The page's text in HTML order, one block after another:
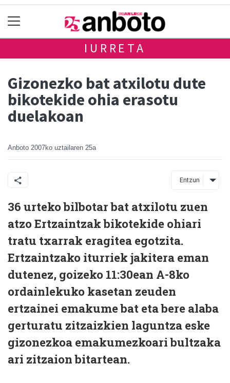
IURRETA
Gizonezko bat atxilotu dute
bikotekide ohia erasotu
duelakoan
Anboto 2007ko uztailaren 25a
Entzun
36 urteko bilbotar bat atxilotu zuen
atzo Ertzaintzak bikotekide ohiari
tratu txarrak eragitea egotzita.
Ertzaintzako iturriek jakitera eman
dutenez, goizeko 11:30ean A-8ko
ordainlekuko kasetan zeuden
ertzainei emakume bat eta bere alaba
gerturatu zitzaizkien laguntza eske
gizonezkoa emakumezkoari bultzaka
ari zitzaion bitartean.